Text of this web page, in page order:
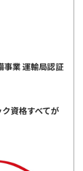
事業 運輸局認証
資格すべてが